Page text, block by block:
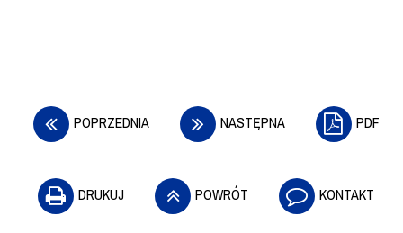
POPRZEDNIA NASTĘPNA PDF
DRUKUJ POWRÓT KONTAKT